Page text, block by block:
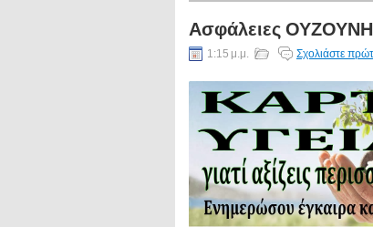
Ασφάλειες
1:15 μ.μ. Σχολιάστε